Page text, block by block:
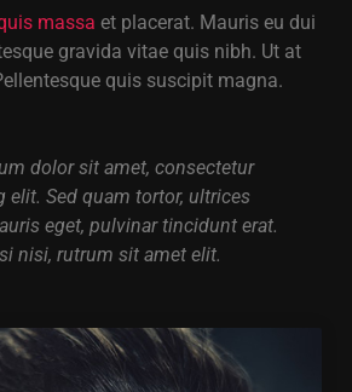
massa et placerat. Mauris eu dui
gravida vitae quis nibh. Ut at
quis suscipit magna.
dolor sit amet, consectetur
elit. Sed quam tortor, ultrices
eget, pulvinar tincidunt erat.
nisi, rutrum sit amet elit.